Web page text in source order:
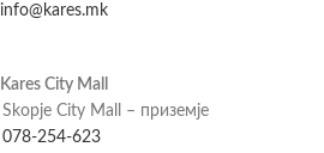
info@kares.mk
Kares City Mall
Skopje City Mall – приземје
078-254-623